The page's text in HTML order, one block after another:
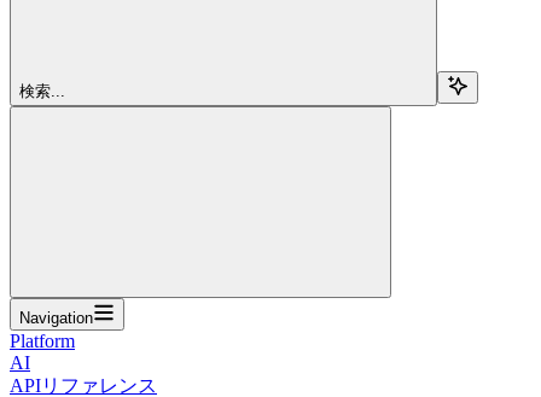
検索...
Navigation
Platform
AI
APIリファレンス